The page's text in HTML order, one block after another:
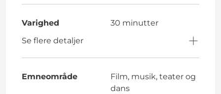
Varighed
30 minutter
Se flere detaljer
Emneområde
Film, musik, teater og
dans